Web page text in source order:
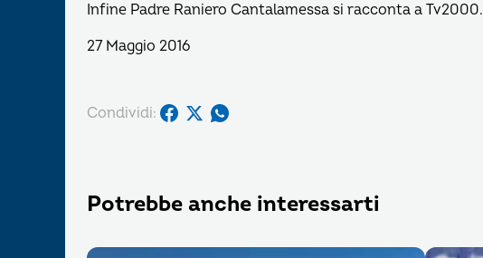
Infine Padre Raniero Cantalamessa si racconta a Tv2000.
27 Maggio 2016
Condividi:
Potrebbe anche interessarti